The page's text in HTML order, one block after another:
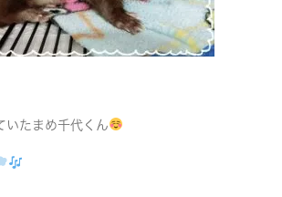
いたまめ千代くん